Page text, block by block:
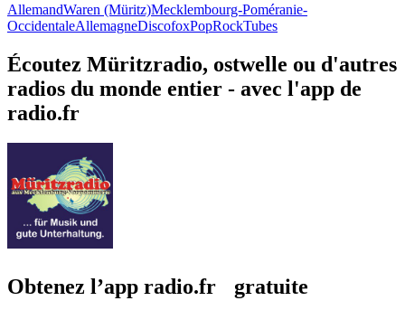
AllemandWaren (Müritz)Mecklembourg-Poméranie-
OccidentaleAllemagneDiscofoxPopRockTubes
Écoutez Müritzradio, ostwelle ou d'autres
radios du monde entier - avec l'app de
radio.fr
Obtenez l’app radio.fr gratuite